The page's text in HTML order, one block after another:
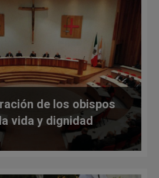
de los obispos
vida y dignidad